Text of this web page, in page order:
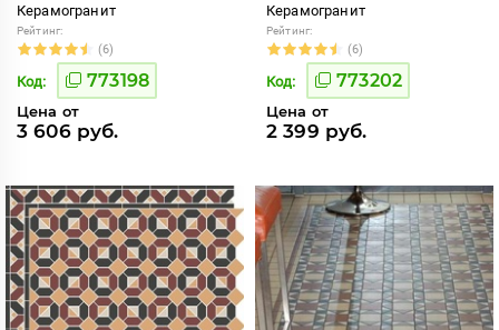
Керамогранит
Рейтинг:
(6)
Код: 773198
Цена от
3 606 руб.
Керамогранит
Рейтинг:
(6)
Код: 773202
Цена от
2 399 руб.